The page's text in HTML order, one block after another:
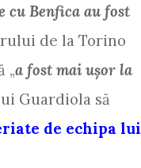
cu Benfica au fost
de la Torino
„a fost mai uşor la
Guardiola să
de echipa lui